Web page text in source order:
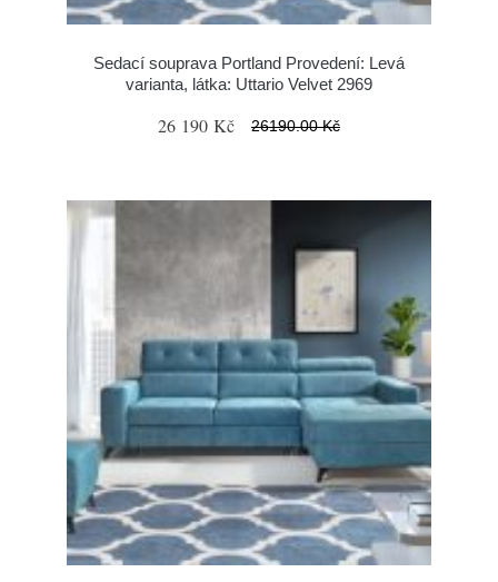
Sedací souprava Portland Provedení: Levá
varianta, látka: Uttario Velvet 2969
26 190 Kč 26190.00 Kč